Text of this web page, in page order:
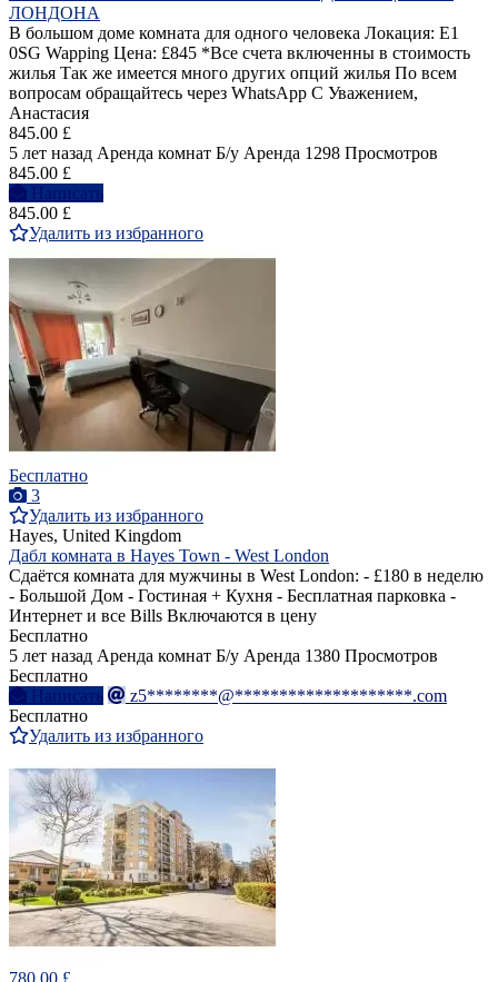
ЛОНДОНА
В большом доме комната для одного человека Локация: E1
0SG Wapping Цена: £845 *Все счета включенны в стоимость
жилья Так же имеется много других опций жилья По всем
вопросам обращайтесь через WhatsApp С Уважением,
Анастасия
845.00 £
5 лет назад Аренда комнат Б/у Аренда 1298 Просмотров
845.00 £
Написать
845.00 £
Удалить из избранного
Бесплатно
3
Удалить из избранного
Hayes, United Kingdom
Дабл комната в Hayes Town - West London
Сдаётся комната для мужчины в West London: - £180 в неделю
- Большой Дом - Гостиная + Кухня - Бесплатная парковка -
Интернет и все Bills Включаются в цену
Бесплатно
5 лет назад Аренда комнат Б/у Аренда 1380 Просмотров
Бесплатно
Написать
z5********@********************.com
Бесплатно
Удалить из избранного
780.00 £